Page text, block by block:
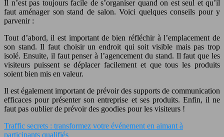
Il n’est pas toujours facile de s’organiser quand on est seul et qu’il
faut aménager son stand de salon. Voici quelques conseils pour y
parvenir :
Tout d’abord, il est important de bien réfléchir à l’emplacement de
son stand. Il faut choisir un endroit qui soit visible mais pas trop
isolé. Ensuite, il faut penser à l’agencement du stand. Il faut que les
visiteurs puissent se déplacer facilement et que tous les produits
soient bien mis en valeur.
Il est également important de prévoir des supports de communication
efficaces pour présenter son entreprise et ses produits. Enfin, il ne
faut pas oublier de prévoir des goodies pour les visiteurs !
Traffic secrets : transformez votre événement en aimant à
participants qualifiés